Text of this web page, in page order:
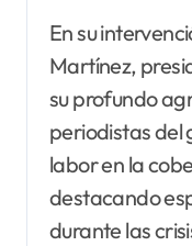
En su
Martínez,
su profundo
periodistas del
labor en la
destacando
durante las